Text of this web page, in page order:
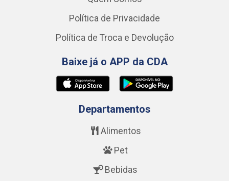
Política de Privacidade
Política de Troca e Devolução
Baixe já o APP da CDA
Departamentos
Alimentos
Pet
Bebidas